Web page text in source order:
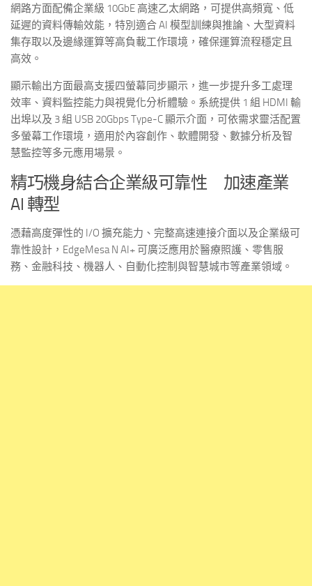
網路方面配備企業級 10GbE 高速乙太網路，可提供高頻寬、低
延遲的資料傳輸效能，特別適合 AI 模型訓練與推論、大型資料
集存取以及邊緣運算等高負載工作環境，確保運算流程穩定且
高效。
顯示輸出方面最高支援四螢幕同步顯示，進一步提升多工處理
效率、資料監控能力與視覺化分析體驗。系統提供 1 組 HDMI 輸
出埠以及 3 組 USB 20Gbps Type-C 顯示介面，可依需求靈活配置
多螢幕工作環境，適用於內容創作、軟體開發、數據分析及智
慧監控等多元應用場景。
精巧機身結合企業級可靠性 加速產業
AI 轉型
憑藉高度彈性的 I/O 擴充能力、完整高速連接介面以及企業級可
靠性設計，EdgeMesa N AI+ 可廣泛應用於醫療照護、零售服
務、金融科技、機器人、自動化控制與智慧城市等產業領域。